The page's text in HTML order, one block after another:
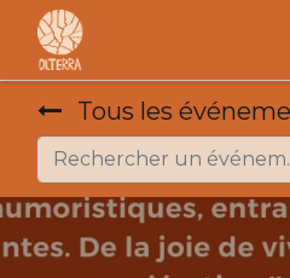
Tous les